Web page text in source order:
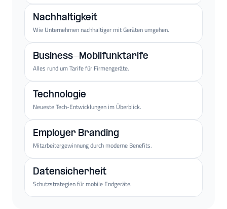
Nachhaltigkeit
Wie Unternehmen nachhaltiger mit Geräten umgehen.
Business-Mobilfunktarife
Alles rund um Tarife für Firmengeräte.
Technologie
Neueste Tech-Entwicklungen im Überblick.
Employer Branding
Mitarbeitergewinnung durch moderne Benefits.
Datensicherheit
Schutzstrategien für mobile Endgeräte.